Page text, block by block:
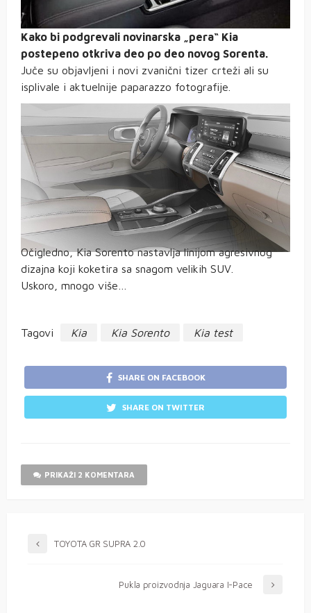
Kako bi podgrevali novinarska „pera“ Kia
postepeno otkriva deo po deo novog Sorenta.
Juče su objavljeni i novi zvanični tizer crteži ali su
isplivale i aktuelnije paparazzo fotografije.
Očigledno, Kia Sorento nastavlja linijom agresivnog
dizajna koji koketira sa snagom velikih SUV.
Uskoro, mnogo više…
Tagovi Kia Kia Sorento Kia test
SHARE ON FACEBOOK
SHARE ON TWITTER
PRIKAŽI 2 KOMENTARA
TOYOTA GR SUPRA 2.0
Pukla proizvodnja Jaguara I-Pace